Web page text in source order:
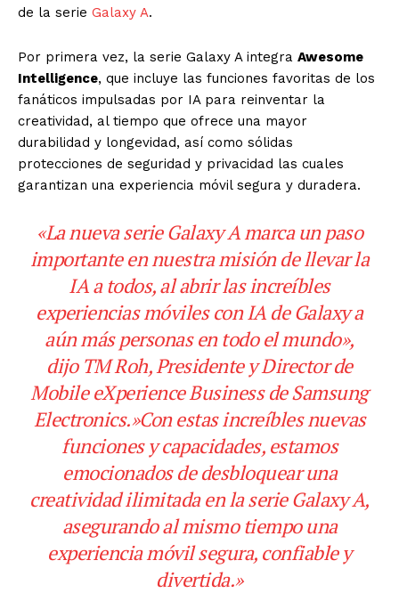
de la serie Galaxy A.
Por primera vez, la serie Galaxy A integra Awesome
Intelligence, que incluye las funciones favoritas de los
fanáticos impulsadas por IA para reinventar la
creatividad, al tiempo que ofrece una mayor
durabilidad y longevidad, así como sólidas
protecciones de seguridad y privacidad las cuales
garantizan una experiencia móvil segura y duradera.
«La nueva serie Galaxy A marca un paso
importante en nuestra misión de llevar la
IA a todos, al abrir las increíbles
experiencias móviles con IA de Galaxy a
aún más personas en todo el mundo»,
dijo TM Roh, Presidente y Director de
Mobile eXperience Business de Samsung
Electronics.»Con estas increíbles nuevas
funciones y capacidades, estamos
emocionados de desbloquear una
creatividad ilimitada en la serie Galaxy A,
asegurando al mismo tiempo una
experiencia móvil segura, confiable y
divertida.»